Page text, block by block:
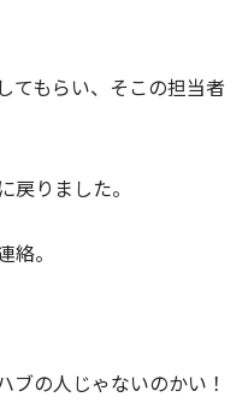
てもらい、そこの担当者
戻りました。
。
ブの人じゃないのかい！